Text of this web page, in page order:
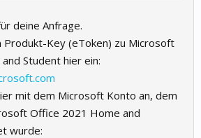
deine Anfrage.
Produkt-Key (eToken) zu Microsoft
Student hier ein:
mit dem Microsoft Konto an, dem
Office 2021 Home and
wurde: